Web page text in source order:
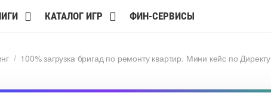
КАТАЛОГ ИГР ФИН-СЕРВИСЫ
/ 100% загрузка бригад по ремонту квартир. Мини кейс по Директу